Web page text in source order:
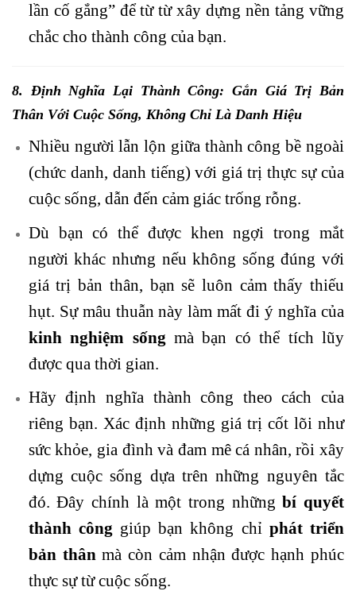
lần cố gắng” để từ từ xây dựng nền tảng vững
chắc cho thành công của bạn.
8. Định Nghĩa Lại Thành Công: Gắn Giá Trị Bản
Thân Với Cuộc Sống, Không Chỉ Là Danh Hiệu
Nhiều người lẫn lộn giữa thành công bề ngoài
(chức danh, danh tiếng) với giá trị thực sự của
cuộc sống, dẫn đến cảm giác trống rỗng.
Dù bạn có thể được khen ngợi trong mắt
người khác nhưng nếu không sống đúng với
giá trị bản thân, bạn sẽ luôn cảm thấy thiếu
hụt. Sự mâu thuẫn này làm mất đi ý nghĩa của
kinh nghiệm sống mà bạn có thể tích lũy
được qua thời gian.
Hãy định nghĩa thành công theo cách của
riêng bạn. Xác định những giá trị cốt lõi như
sức khỏe, gia đình và đam mê cá nhân, rồi xây
dựng cuộc sống dựa trên những nguyên tắc
đó. Đây chính là một trong nhữngbí quyết
thành công giúp bạn không chỉ phát triển
bản thân mà còn cảm nhận được hạnh phúc
thực sự từ cuộc sống.